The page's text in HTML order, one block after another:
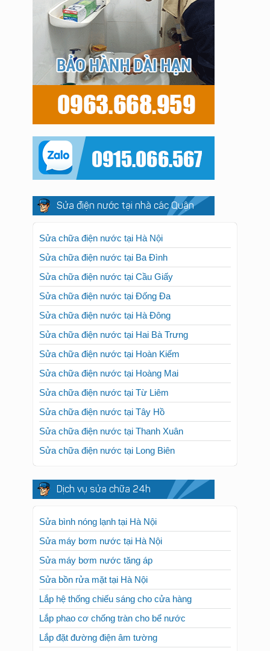
Sửa điện nước tại nhà các Quận
Sửa chữa điện nước tại Hà Nội
Sửa chữa điện nước tại Ba Đình
Sửa chữa điện nước tại Cầu Giấy
Sửa chữa điện nước tại Đống Đa
Sửa chữa điện nước tại Hà Đông
Sửa chữa điện nước tại Hai Bà Trưng
Sửa chữa điện nước tại Hoàn Kiếm
Sửa chữa điện nước tại Hoàng Mai
Sửa chữa điện nước tại Từ Liêm
Sửa chữa điện nước tại Tây Hồ
Sửa chữa điện nước tại Thanh Xuân
Sửa chữa điện nước tại Long Biên
Dịch vụ sửa chữa 24h
Sửa bình nóng lạnh tại Hà Nội
Sửa máy bơm nước tại Hà Nội
Sửa máy bơm nước tăng áp
Sửa bồn rửa mặt tại Hà Nội
Lắp hệ thống chiếu sáng cho cửa hàng
Lắp phao cơ chống tràn cho bể nước
Lắp đặt đường điện âm tường